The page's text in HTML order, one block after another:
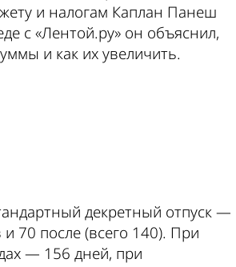
и налогам Каплан Панеш
с «Лентой.ру» он объяснил,
и как их увеличить.
декретный отпуск —
70 после (всего 140). При
— 156 дней, при